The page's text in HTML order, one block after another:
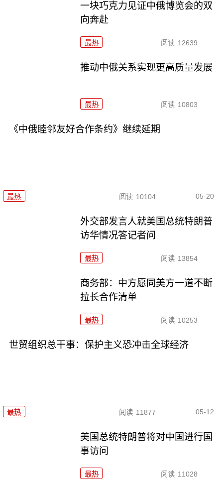
一块巧克力见证中俄博览会的双
向奔赴
最热 阅读 12639
推动中俄关系实现更高质量发展
最热 阅读 10803
《中俄睦邻友好合作条约》继续延期
最热 阅读 10104 05-20
外交部发言人就美国总统特朗普
访华情况答记者问
最热 阅读 13854
商务部：中方愿同美方一道不断
拉长合作清单
最热 阅读 10253
世贸组织总干事：保护主义恐冲击全球经济
最热 阅读 11877 05-12
美国总统特朗普将对中国进行国
事访问
最热 阅读 11028